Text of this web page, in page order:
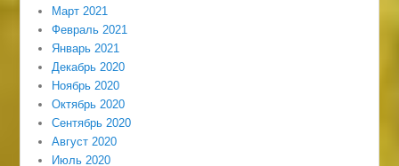
Март 2021
Февраль 2021
Январь 2021
Декабрь 2020
Ноябрь 2020
Октябрь 2020
Сентябрь 2020
Август 2020
Июль 2020